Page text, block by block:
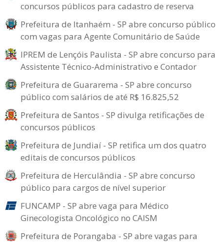
concursos públicos para cadastro de reserva
Prefeitura de Itanhaém - SP abre concurso público
com vagas para Agente Comunitário de Saúde
IPREM de Lençóis Paulista - SP abre concurso para
Assistente Técnico-Administrativo e Contador
Prefeitura de Guararema - SP abre concurso
público com salários de até R$ 16.825,52
Prefeitura de Santos - SP divulga retificações de
concursos públicos
Prefeitura de Jundiaí - SP retifica um dos quatro
editais de concursos públicos
Prefeitura de Herculândia - SP abre concurso
público para cargos de nível superior
FUNCAMP - SP abre vaga para Médico
Ginecologista Oncológico no CAISM
Prefeitura de Porangaba - SP abre vagas para